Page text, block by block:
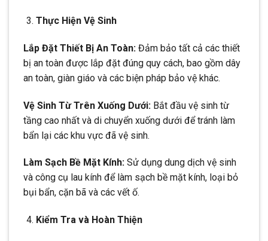
Thực Hiện Vệ Sinh
Lắp Đặt Thiết Bị An Toàn: Đảm bảo tất cả các thiết
bị an toàn được lắp đặt đúng quy cách, bao gồm dây
an toàn, giàn giáo và các biện pháp bảo vệ khác.
Vệ Sinh Từ Trên Xuống Dưới: Bắt đầu vệ sinh từ
tầng cao nhất và di chuyển xuống dưới để tránh làm
bẩn lại các khu vực đã vệ sinh.
Làm Sạch Bề Mặt Kính: Sử dụng dung dịch vệ sinh
và công cụ lau kính để làm sạch bề mặt kính, loại bỏ
bụi bẩn, cặn bã và các vết ố.
Kiểm Tra và Hoàn Thiện